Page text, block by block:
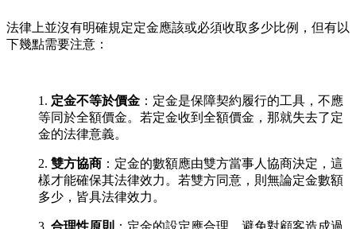
法律上並沒有明確規定定金應該或必須收取多少比例，但有以
下幾點需要注意：
1. 定金不等於價金 ：定金是保障契約履行的工具，不應
等同於全額價金。若定金收到全額價金，那就失去了定
金的法律意義。
2. 雙方協商 ：定金的數額應由雙方當事人協商決定，這
樣才能確保其法律效力。若雙方同意，則無論定金數額
多少，皆具法律效力。
3. 合理性原則 ：定金的設定應合理，避免對顧客造成過